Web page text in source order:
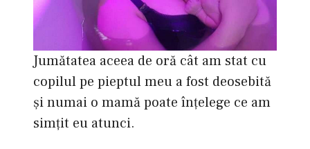
Jumătatea aceea de oră cât am stat cu
copilul pe pieptul meu a fost deosebită
şi numai o mamă poate înţelege ce am
simţit eu atunci.